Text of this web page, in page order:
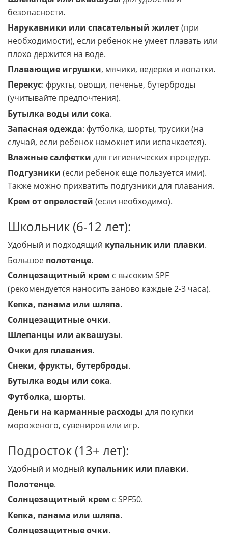
Шлепанцы или аквашузы
безопасности.
Нарукавники или спасательный жилет(при
необходимости), если ребенок не умеет плавать или
плохо держится на воде.
Плавающие игрушки
, мячики, ведерки и лопатки.
Перекус: фрукты, овощи, печенье, бутерброды
(учитывайте предпочтения).
Бутылка воды или сока
Запасная одежда: футболка, шорты, трусики (на
случай, если ребенок намокнет или испачкается).
Влажные салфетки
для гигиенических процедур.
Подгузники (если ребенок еще пользуется ими).
Также можно прихватить подгузники для плавания.
Школьник (6-12 лет):
Удобный и подходящий
Большое
полотенце
Солнцезащитный крем с высоким SPF
(рекомендуется наносить заново каждые 2-3 часа).
Кепка, панама или шляпа
Солнцезащитные очки
Шлепанцы или аквашузы
Очки для плавания
Снеки, фрукты, бутерброды
Бутылка воды или сока
Футболка, шорты
Деньги на карманные расходы
Подросток (13+ лет):
Удобный и модный
Полотенце
Солнцезащитный крем
Кепка, панама или шляпа